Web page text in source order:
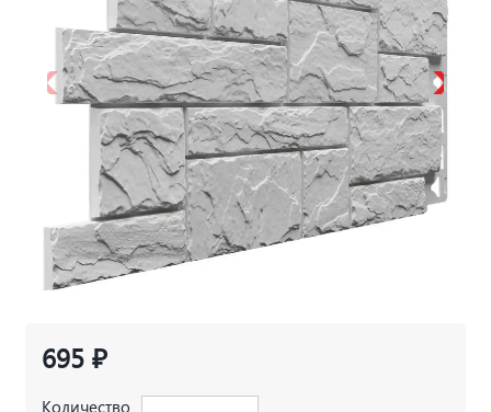
695 ₽
Количество